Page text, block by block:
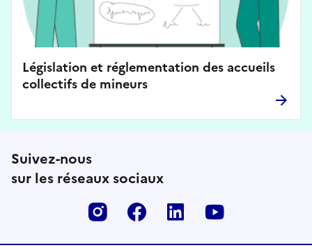
Législation et réglementation des accueils
collectifs de mineurs
Suivez-nous
sur les réseaux sociaux
InstagramFacebookLinkedin